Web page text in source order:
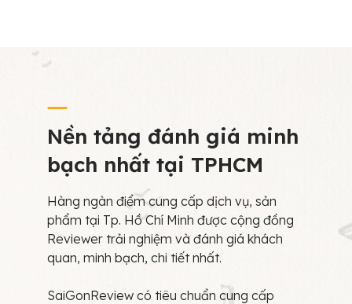
Nền tảng đánh giá minh
bạch nhất tại TPHCM
Hàng ngàn điểm cung cấp dịch vụ, sản
phẩm tại Tp. Hồ Chí Minh được cộng đồng
Reviewer trải nghiệm và đánh giá khách
quan, minh bạch, chi tiết nhất.
SaiGonReview có tiêu chuẩn cung cấp